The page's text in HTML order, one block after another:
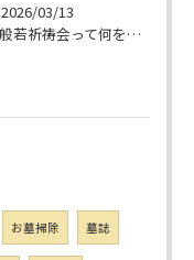
2026/03/13
大般若祈祷会って何をするの？ 岐阜のお墓掃除屋「磨き専隊」です
お墓掃除 墓誌